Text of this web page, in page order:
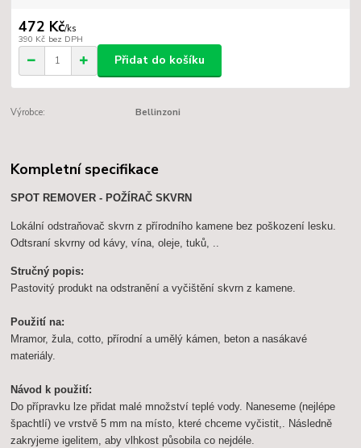
472 Kč/ks
390 Kč bez DPH
Přidat do košíku
Výrobce: Bellinzoni
Kompletní specifikace
SPOT REMOVER - POŽÍRAČ SKVRN
Lokální odstraňovač skvrn z přírodního kamene bez poškození lesku.
Odtsraní skvrny od kávy, vína, oleje, tuků, ..
Stručný popis:
Pastovitý produkt na odstranění a vyčištění skvrn z kamene.
Použití na:
Mramor, žula, cotto, přírodní a umělý kámen, beton a nasákavé
materiály.
Návod k použití:
Do přípravku lze přidat malé množství teplé vody. Naneseme (nejlépe
špachtlí) ve vrstvě 5 mm na místo, které chceme vyčistit,. Následně
zakryjeme igelitem, aby vlhkost působila co nejdéle.